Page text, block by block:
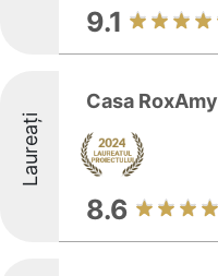
9.1
Laureați
Casa RoxAmy
8.6